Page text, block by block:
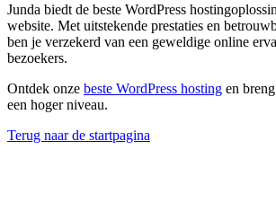
Junda biedt de beste WordPress
website. Met uitstekende prestaties en
ben je verzekerd van een geweldige online
bezoekers.
Ontdek onze beste WordPress hosting en
een hoger niveau.
Terug naar de startpagina